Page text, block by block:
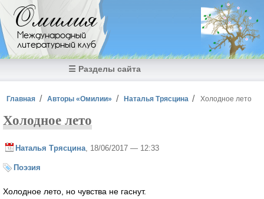
Перейти к основному содержанию
Омилия
Международный
литературный клуб
☰ Разделы сайта
Вы здесь
Главная Авторы «Омилии» Наталья Трясцина Холодное лето
Холодное лето
Наталья Трясцина , 18/06/2017 — 12:33
Поэзия
Холодное лето, но чувства не гаснут.